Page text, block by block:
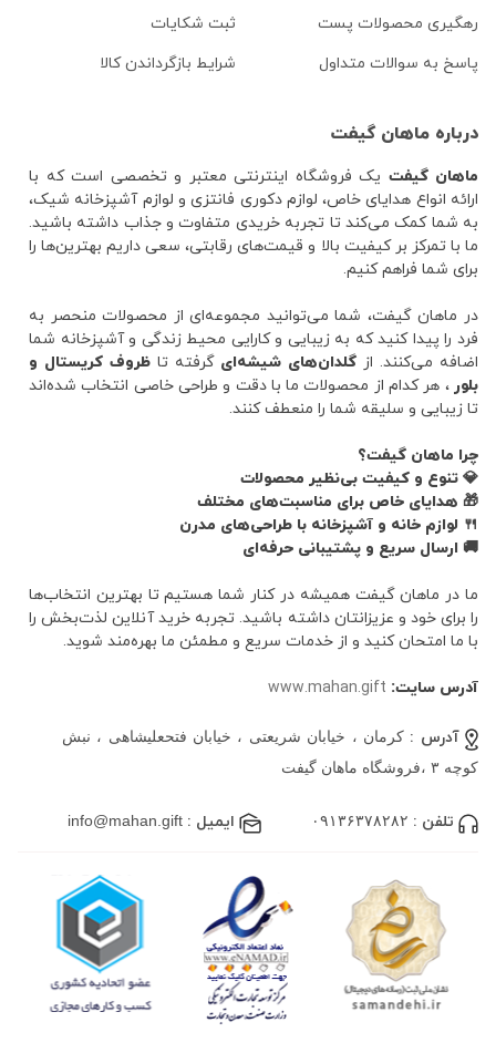
رهگیری محصولات پست
پاسخ به سوالات متداول
ثبت شکایات
شرایط بازگرداندن کالا
درباره ماهان گیفت
ماهان گیفت یک فروشگاه اینترنتی معتبر و تخصصی است که با
ارائه انواع هدایای خاص، لوازم دکوری فانتزی و لوازم آشپزخانه شیک،
به شما کمک می‌کند تا تجربه خریدی متفاوت و جذاب داشته باشید.
ما با تمرکز بر کیفیت بالا و قیمت‌های رقابتی، سعی داریم بهترین‌ها را
برای شما فراهم کنیم.
در ماهان گیفت، شما می‌توانید مجموعه‌ای از محصولات منحصر به
فرد را پیدا کنید که به زیبایی و کارایی محیط زندگی و آشپزخانه شما
اضافه می‌کنند. از گلدان‌های شیشه‌ایگرفته تاظروف کریستال و
بلور، هر کدام از محصولات ما با دقت و طراحی خاصی انتخاب شده‌اند
تا زیبایی و سلیقه شما را منعطف کنند.
چرا ماهان گیفت؟
💎 تنوع و کیفیت بی‌نظیر محصولات
🎁 هدایای خاص برای مناسبت‌های مختلف
🍴 لوازم خانه و آشپزخانه با طراحی‌های مدرن
🚚 ارسال سریع و پشتیبانی حرفه‌ای
ما در ماهان گیفت همیشه در کنار شما هستیم تا بهترین انتخاب‌ها
را برای خود و عزیزانتان داشته باشید. تجربه خرید آنلاین لذت‌بخش را
با ما امتحان کنید و از خدمات سریع و مطمئن ما بهره‌مند شوید.
آدرس سایت: www.mahan.gift
آدرس :کرمان ، خیابان شریعتی ، خیابان فتحعلیشاهی ، نبش
کوچه ۳ ،فروشگاه ماهان گیفت
تلفن : ۰۹۱۳۶۳۷۸۲۸۲ ایمیل : info@mahan.gift